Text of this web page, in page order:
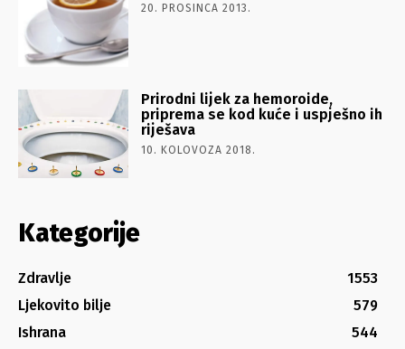
20. PROSINCA 2013.
Prirodni lijek za hemoroide,
priprema se kod kuće i uspješno ih
riješava
10. KOLOVOZA 2018.
Kategorije
Zdravlje
1553
Ljekovito bilje
579
Ishrana
544